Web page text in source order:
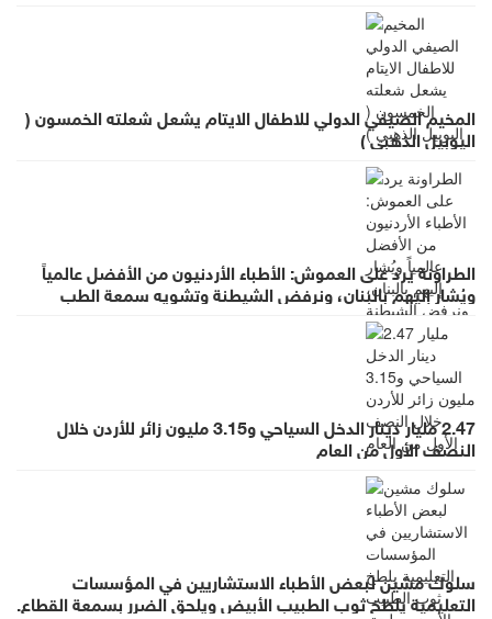
المخيم الصيفي الدولي للاطفال الايتام يشعل شعلته الخمسون (
اليوبيل الذهبي )
الطراونة يرد على العموش: الأطباء الأردنيون من الأفضل عالمياً
ويُشار إليهم بالبنان، ونرفض الشيطنة وتشويه سمعة الطب
بالعموميات
2.47 مليار دينار الدخل السياحي و3.15 مليون زائر للأردن خلال
النصف الأول من العام
سلوك مشين لبعض الأطباء الاستشاريين في المؤسسات
التعليمية يلطخ ثوب الطبيب الأبيض ويلحق الضرر بسمعة القطاع.